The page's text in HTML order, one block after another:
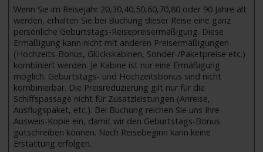
Wenn Sie im Reisejahr 20,30,40,50,60,70,80 oder 90 Jahre alt
werden, erhalten Sie bei Buchung dieser Reise eine ganz
persönliche Geburtstags-Reisepreisermäßigung. Diese
Ermäßigung kann nicht mit anderen Preisermäßigungen
(Hochzeits-Bonus, Glückskabinen, Sonder-/Paketpreise etc.)
kombiniert werden. Je Kabine ist nur eine Ermäßigung
möglich. Geburtstags- und Hochzeitsbonus sind nicht
kombinierbar. Die Preisreduzierung gilt nur für die
Schiffspassage nicht für Zusatzleistungen (Anreise,
Ausflugspaket, etc.). Bei Buchung reichen Sie uns Ihre
Ausweis-Kopie ein, damit wir den Geburtstags-Bonus
gutschreiben können. Nach Reisebeginn kann keine
Erstattung erfolgen.